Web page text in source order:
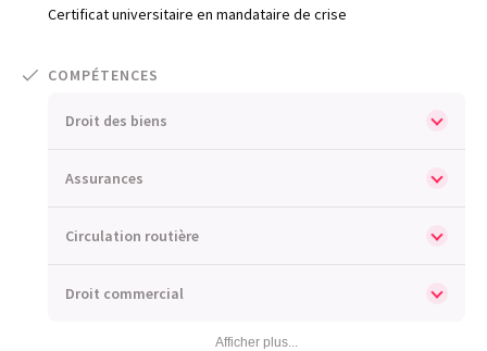
Qui sommes-nous
Une start-up 100% indépendante
Certificat universitaire en mandataire de crise
COMPÉTENCES
Droit des biens
Assurances
Circulation routière
Droit commercial
Afficher plus...